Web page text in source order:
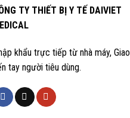
TY THIẾT BỊ Y TẾ DAIVIET
khẩu trực tiếp từ nhà máy, Giao
tay người tiêu dùng.